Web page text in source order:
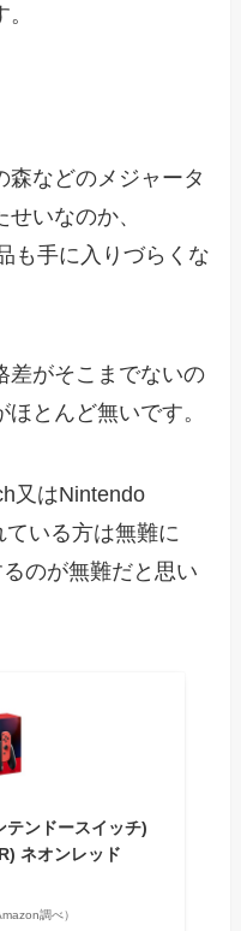
森などのメジャータ
いなのか、
も手に入りづらくな
差がそこまでないの
とんど無いです。
又はNintendo
いる方は無難に
のが無難だと思い
ンドースイッチ)
ネオンレッド
調べ）